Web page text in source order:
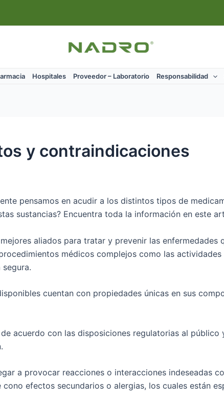
Hospitales Proveedor – Laboratorio Responsabilidad
y contraindicaciones
pensamos en acudir a los distintos tipos de
sustancias? Encuentra toda la información en este
aliados para tratar y prevenir las enfermedades
médicos complejos como las
cuentan con propiedades únicas en sus
acuerdo con las disposiciones regulatorias al
a provocar reacciones o interacciones indeseadas
efectos secundarios o alergias, los cuales están